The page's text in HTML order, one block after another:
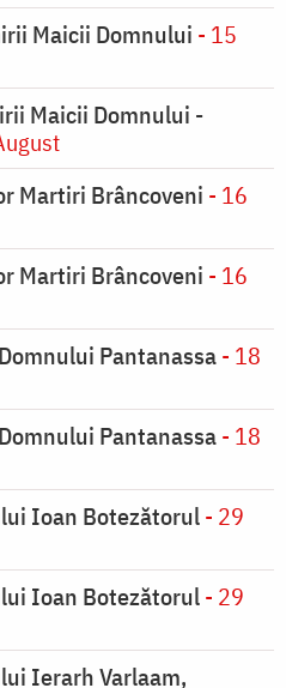
Maicii Domnului - 15
Maicii Domnului -
Martiri Brâncoveni - 16
Martiri Brâncoveni - 16
Pantanassa- 18
Pantanassa- 18
Ioan Botezătorul- 29
Ioan Botezătorul- 29
Ierarh Varlaam,